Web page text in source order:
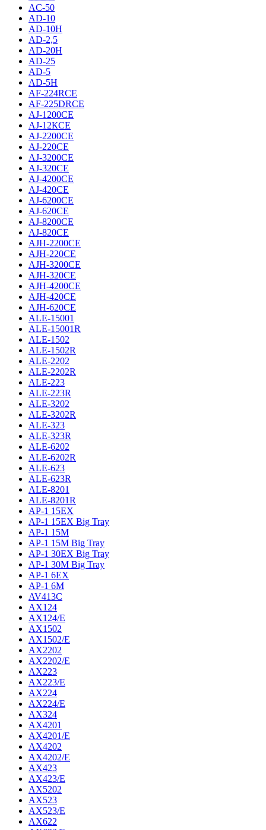
AC-50
AD-10
AD-10H
AD-2,5
AD-20H
AD-25
AD-5
AD-5H
AF-224RCE
AF-225DRCE
AJ-1200CE
AJ-12КCE
AJ-2200CE
AJ-220CE
AJ-3200CE
AJ-320CE
AJ-4200CE
AJ-420CE
AJ-6200CE
AJ-620CE
AJ-8200CE
AJ-820CE
AJH-2200CE
AJH-220CE
AJH-3200CE
AJH-320CE
AJH-4200CE
AJH-420CE
AJH-620CE
ALE-15001
ALE-15001R
ALE-1502
ALE-1502R
ALE-2202
ALE-2202R
ALE-223
ALE-223R
ALE-3202
ALE-3202R
ALE-323
ALE-323R
ALE-6202
ALE-6202R
ALE-623
ALE-623R
ALE-8201
ALE-8201R
AP-1 15EX
AP-1 15EX Big Tray
AP-1 15M
AP-1 15M Big Tray
AP-1 30EX Big Tray
AP-1 30M Big Tray
AP-1 6EX
AP-1 6M
AV413C
AX124
AX124/E
AX1502
AX1502/E
AX2202
AX2202/E
AX223
AX223/E
AX224
AX224/E
AX324
AX4201
AX4201/E
AX4202
AX4202/E
AX423
AX423/E
AX5202
AX523
AX523/E
AX622